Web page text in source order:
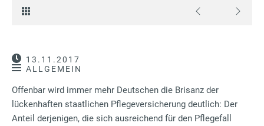
13.11.2017
ALLGEMEIN
Offenbar wird immer mehr Deutschen die Brisanz der
lückenhaften staatlichen Pflegeversicherung deutlich: Der
Anteil derjenigen, die sich ausreichend für den Pflegefall